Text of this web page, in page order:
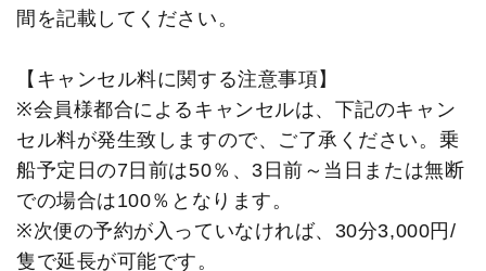
間を記載してください。
【キャンセル料に関する注意事項】
※会員様都合によるキャンセルは、下記のキャン
セル料が発生致しますので、ご了承ください。乗
船予定日の7日前は50％、3日前～当日または無断
での場合は100％となります。
※次便の予約が入っていなければ、30分3,000円/
隻で延長が可能です。